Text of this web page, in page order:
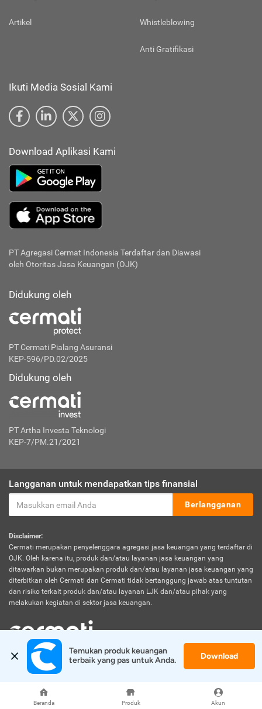
Beranda Produk Akun
Artikel Whistleblowing
Anti Gratifikasi
Ikuti Media Sosial Kami
Download Aplikasi Kami
PT Agregasi Cermat Indonesia Terdaftar dan Diawasi
oleh Otoritas Jasa Keuangan (OJK)
Didukung oleh
PT Cermati Pialang Asuransi
KEP-596/PD.02/2025
Didukung oleh
PT Artha Investa Teknologi
KEP-7/PM.21/2021
Langganan untuk mendapatkan tips finansial
Berlangganan
Disclaimer:
Cermati merupakan penyelenggara agregasi jasa keuangan yang terdaftar di
OJK. Oleh karena itu, produk dan/atau layanan jasa keuangan yang
ditawarkan bukan merupakan produk dan/atau layanan jasa keuangan yang
diterbitkan oleh Cermati dan Cermati tidak bertanggung jawab atas tuntutan
dan risiko terkait produk dan/atau layanan LJK dan/atau pihak yang
melakukan kegiatan di sektor jasa keuangan.
© 2026 Cermati. All Rights Reserved.
Temukan produk keuangan
terbaik yang pas untuk Anda.
Download